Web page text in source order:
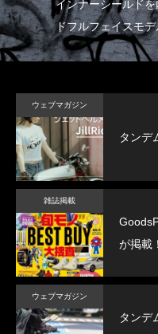
インナーシールド
ドフルフェイスモ
ウェブマガジン
タンデ
雑誌掲載
が掲載！
ウェブマガジン
タンデ